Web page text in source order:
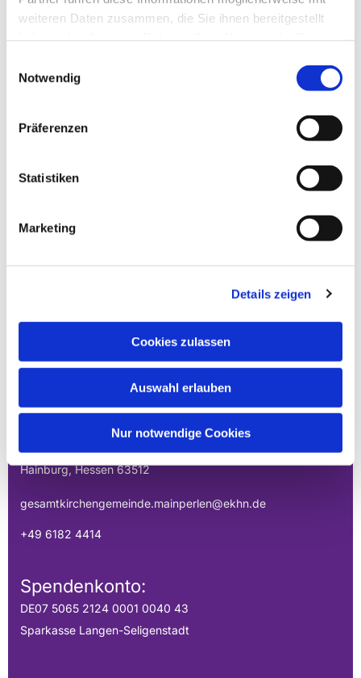
weiteren Daten zusammen, die Sie ihnen bereitgestellt
Notwendig
Präferenzen
Statistiken
Marketing
Details zeigen
Cookies zulassen
Auswahl erlauben
Nur notwendige Cookies
EVANGELISCHE
GESAMTKIRCHENGEMEINDE DER
MAINPERLEN
Hainburg, Hessen 63512
gesamtkirchengemeinde.mainperlen@ekhn.de
+49 6182 4414
Spendenkonto:
DE07 5065 2124 0001 0040 43
Sparkasse Langen-Seligenstadt